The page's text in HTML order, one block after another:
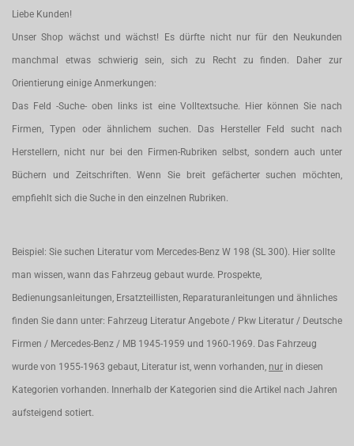
Liebe Kunden!
Unser Shop wächst und wächst! Es dürfte nicht nur für den Neukunden
manchmal etwas schwierig sein, sich zu Recht zu finden. Daher zur
Orientierung einige Anmerkungen:
Das Feld -Suche- oben links ist eine Volltextsuche. Hier können Sie nach
Firmen, Typen oder ähnlichem suchen. Das Hersteller Feld sucht nach
Herstellern, nicht nur bei den Firmen-Rubriken selbst, sondern auch unter
Büchern und Zeitschriften. Wenn Sie breit gefächerter suchen möchten,
empfiehlt sich die Suche in den einzelnen Rubriken.
Beispiel: Sie suchen Literatur vom Mercedes-Benz W 198 (SL 300). Hier sollte
man wissen, wann das Fahrzeug gebaut wurde. Prospekte,
Bedienungsanleitungen, Ersatzteillisten, Reparaturanleitungen und ähnliches
finden Sie dann unter: Fahrzeug Literatur Angebote / Pkw Literatur / Deutsche
Firmen / Mercedes-Benz / MB 1945-1959 und 1960-1969. Das Fahrzeug
wurde von 1955-1963 gebaut, Literatur ist, wenn vorhanden, nur in diesen
Kategorien vorhanden. Innerhalb der Kategorien sind die Artikel nach Jahren
aufsteigend sotiert.